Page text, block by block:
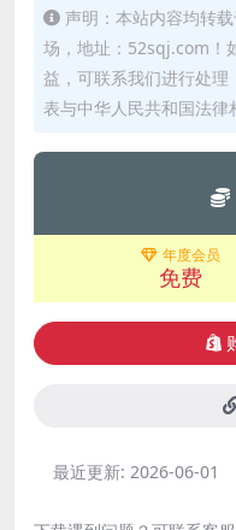
声明：本站内容均转
场，地址：52sqj.com！
益，可联系我们进行处
表与中华人民共和国法律
年度会员
免费
最近更新: 2026-06-01